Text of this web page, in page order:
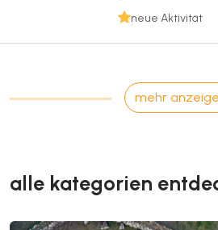
neue Aktivität
mehr
alle kategorien